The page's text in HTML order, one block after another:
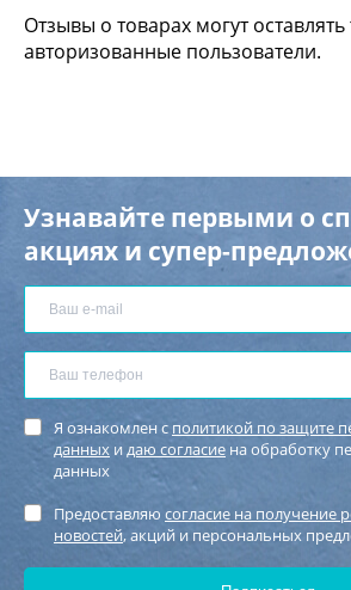
Отзывы о товарах могут оставлять
авторизованные пользователи.
Узнавайте первыми о
акциях и супер-
Я ознакомлен с политикой по защите
данных и даю согласие на обработку
данных
Предоставляю согласие на получение
новостей, акций и персональных